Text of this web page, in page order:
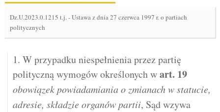
Dz.U.2023.0.1215 t.j.-Ustawa z dnia 27 czerwca 1997 r. o partiach
politycznych
1. W przypadku niespełnienia przez partię
polityczną wymogów określonych wart. 19
obowiązek powiadamiania o zmianach w statucie,
adresie, składzie organów partii, Sąd wzywa